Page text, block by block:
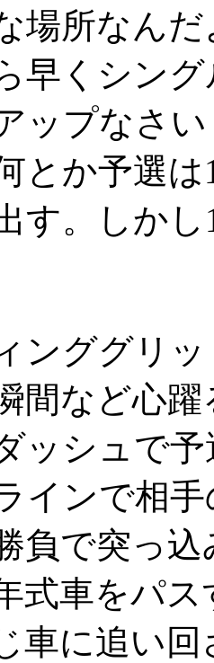
場所なん
早くシン
ップなさ
とか予選
す。しかし
ンググリ
間など心躍
ッシュで
インで相
負で突っ
式車をパ
車に追い